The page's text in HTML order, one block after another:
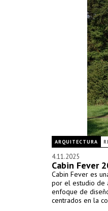
ARQUITECTURA
4.11.2025
Cabin Fever
Cabin Fever es
por el estudio de
enfoque de
centrados en la